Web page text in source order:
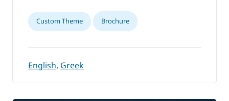
Custom Theme Brochure
English, Greek